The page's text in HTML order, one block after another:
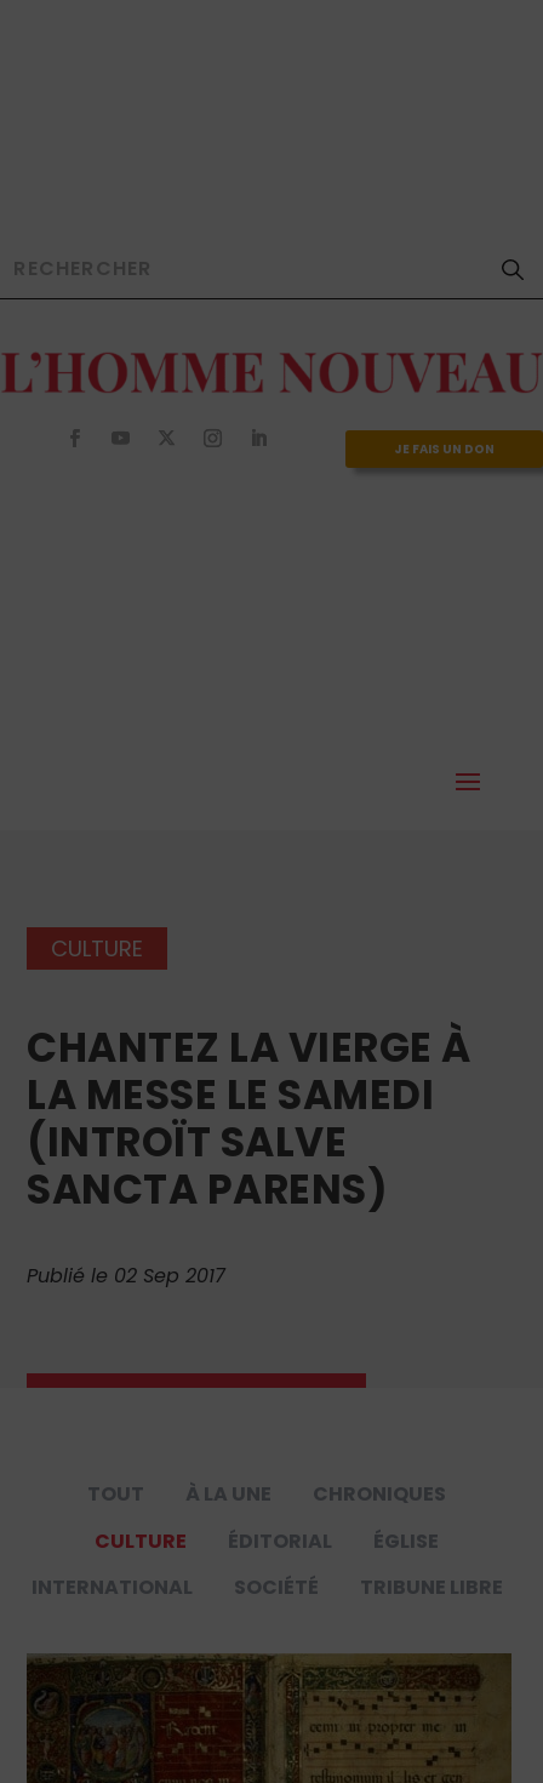
JE FAIS UN DON
CULTURE
CHANTEZ LA VIERGE À
LA MESSE LE SAMEDI
(INTROÏT SALVE
SANCTA PARENS)
Publié le 02 Sep 2017
TOUT À LA UNE
CHRONIQUES
CULTURE
ÉDITORIAL
ÉGLISE
INTERNATIONAL
SOCIÉTÉ TRIBUNE LIBRE